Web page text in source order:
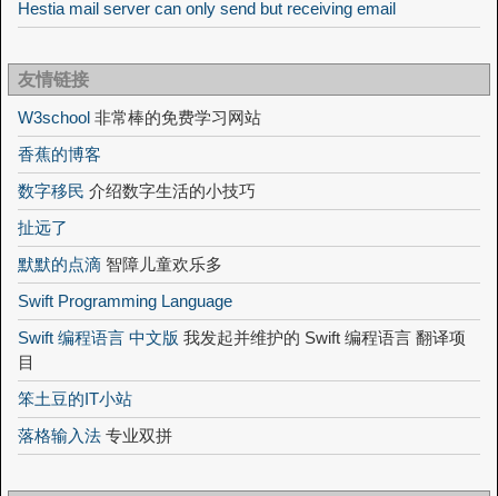
Hestia mail server can only send but receiving email
友情链接
W3school 非常棒的免费学习网站
香蕉的博客
数字移民 介绍数字生活的小技巧
扯远了
默默的点滴 智障儿童欢乐多
Swift Programming Language
Swift 编程语言 中文版 我发起并维护的 Swift 编程语言 翻译项
目
笨土豆的IT小站
落格输入法 专业双拼